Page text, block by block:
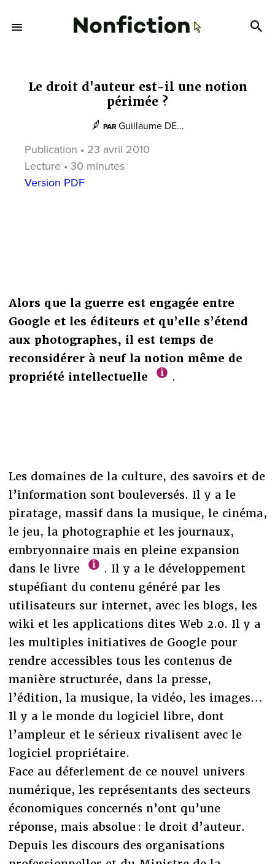
Le droit d'auteur est-il une notion
périmée ?
PAR Guillaume DE...
Publication • 23 avril 2010
Lecture • 30 minutes
Version PDF
Alors que la guerre est engagée entre
Google et les éditeurs et qu’elle s’étend
aux photographes, il est temps de
reconsidérer à neuf la notion même de
propriété intellectuelle
.
Les domaines de la culture, des savoirs et de
l’information sont bouleversés. Il y a le
piratage, massif dans la musique, le cinéma,
le jeu, la photographie et les journaux,
embryonnaire mais en pleine expansion
dans le livre
. Il y a le développement
stupéfiant du contenu généré par les
utilisateurs sur internet, avec les blogs, les
wiki et les applications dites Web 2.0. Il y a
les multiples initiatives de Google pour
rendre accessibles tous les contenus de
manière structurée, dans la presse,
l’édition, la musique, la vidéo, les images…
Il y a le monde du logiciel libre, dont
l’ampleur et le sérieux rivalisent avec le
logiciel propriétaire.
Face au déferlement de ce nouvel univers
numérique, les représentants des secteurs
économiques concernés n’ont qu’une
réponse, mais absolue : le droit d’auteur.
Depuis les discours des organisations